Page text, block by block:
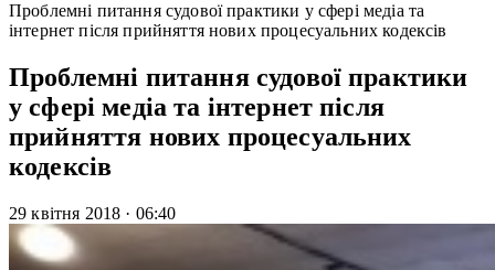
Проблемні питання судової практики у сфері медіа та
інтернет після прийняття нових процесуальних кодексів
Проблемні питання судової практики
у сфері медіа та інтернет після
прийняття нових процесуальних
кодексів
29 квітня 2018 · 06:40